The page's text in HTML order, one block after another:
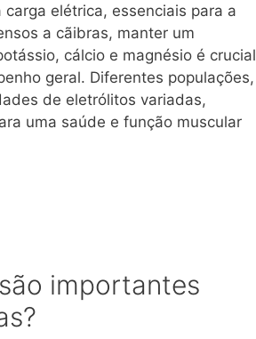
elétrica, essenciais para a
a cãibras, manter um
cálcio e magnésio é crucial
geral. Diferentes populações,
de eletrólitos variadas,
uma saúde e função muscular
importantes